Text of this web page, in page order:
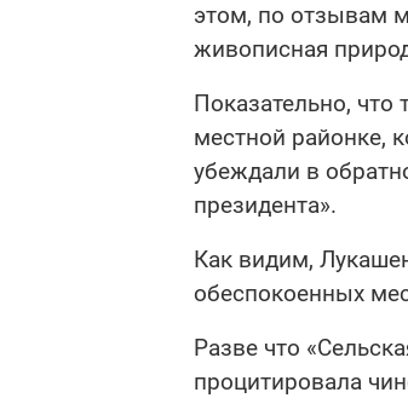
этом, по отзывам
живописная
Показательно,
местной районке,
убеждали в
президента».
Как видим,
обеспокоенных
Разве что
процитировала